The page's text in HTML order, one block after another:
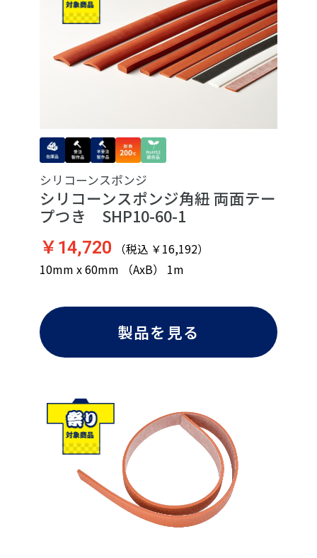
シリコーンスポンジ
シリコーンスポンジ角紐 両面テー
プつき SHP10-60-1
￥14,720 （税込 ￥16,192）
10mm x 60mm （AxB） 1m
製品を見る